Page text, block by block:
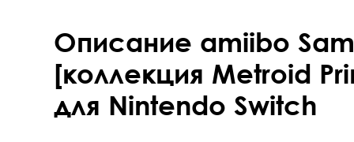
Описание amiibo
[коллекция Metroid
для Nintendo Switch